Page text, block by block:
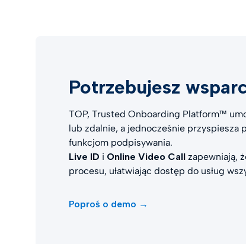
Potrzebujesz
TOP, Trusted Onboarding Platform™
lub zdalnie, a jednocześnie przyspiesza
funkcjom podpisywania.
Live ID i Online Video Call zapewniają,
procesu, ułatwiając dostęp do usług
Poproś o demo →